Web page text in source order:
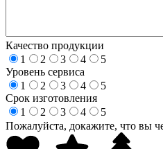
Качество продукции
1
2 3 4
5
Уровень сервиса
1
2 3 4
5
Срок изготовления
1
2 3 4
5
Пожалуйста, докажите, что вы